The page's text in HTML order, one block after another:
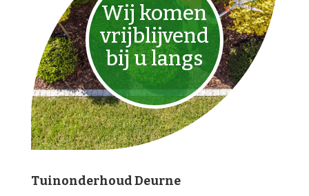
Wij komen
vrijblijvend
bij u langs
Tuinonderhoud Deurne